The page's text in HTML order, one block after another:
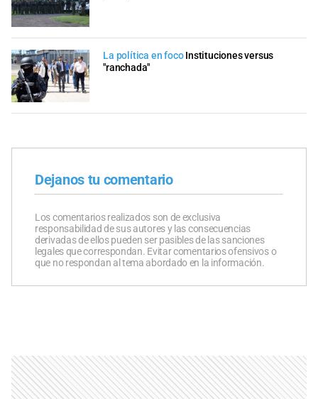
La política en foco Instituciones versus
"ranchada"
Dejanos tu comentario
Los comentarios realizados son de exclusiva
responsabilidad de sus autores y las consecuencias
derivadas de ellos pueden ser pasibles de las sanciones
legales que correspondan. Evitar comentarios ofensivos o
que no respondan al tema abordado en la información.